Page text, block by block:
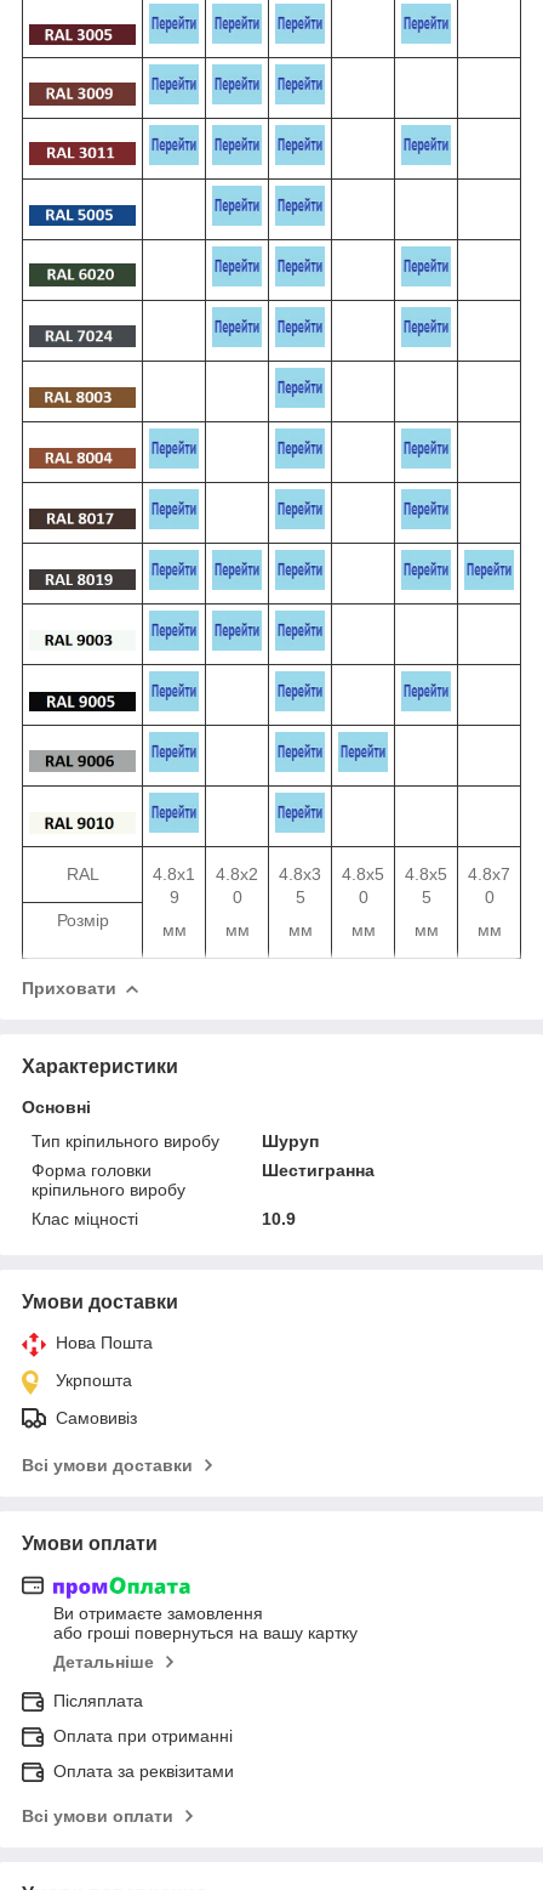
RAL
4.8х1
9
мм
4.8х2
0
мм
4.8х3
5
мм
4.8х5
0
мм
4.8х5
5
мм
4.8х7
0
мм
Розмір
Приховати
Характеристики
Основні
Тип кріпильного виробу
Шуруп
Форма головки
кріпильного виробу
Шестигранна
Клас міцності 10.9
Умови доставки
Нова Пошта
Укрпошта
Самовивіз
Всі умови доставки
Умови оплати
Ви отримаєте замовлення
або гроші повернуться на вашу картку
Детальніше
Післяплата
Оплата при отриманні
Оплата за реквізитами
Всі умови оплати